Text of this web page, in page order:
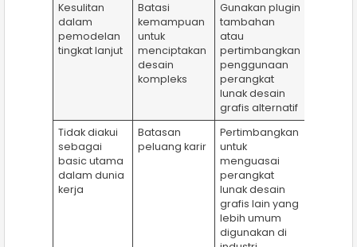
Kesulitan
dalam
pemodelan
tingkat lanjut
Batasi
kemampuan
untuk
menciptakan
desain
kompleks
Gunakan plugin
tambahan
atau
pertimbangkan
penggunaan
perangkat
lunak desain
grafis alternatif
Tidak diakui
sebagai
basic utama
dalam dunia
kerja
Batasan
peluang karir
Pertimbangkan
untuk
menguasai
perangkat
lunak desain
grafis lain yang
lebih umum
digunakan di